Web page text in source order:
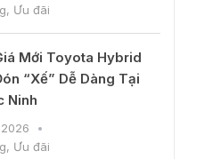
, Ưu đãi
Mới Toyota Hybrid
“Xế” Dễ Dàng Tại
Ninh
, Ưu đãi